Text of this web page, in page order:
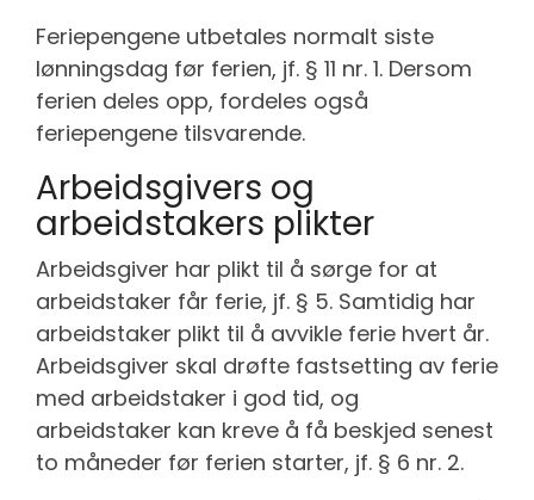
Feriepengene utbetales normalt siste
lønningsdag før ferien, jf. § 11 nr. 1. Dersom
ferien deles opp, fordeles også
feriepengene tilsvarende.
Arbeidsgivers og
arbeidstakers plikter
Arbeidsgiver har plikt til å sørge for at
arbeidstaker får ferie, jf. § 5. Samtidig har
arbeidstaker plikt til å avvikle ferie hvert år.
Arbeidsgiver skal drøfte fastsetting av ferie
med arbeidstaker i god tid, og
arbeidstaker kan kreve å få beskjed senest
to måneder før ferien starter, jf. § 6 nr. 2.